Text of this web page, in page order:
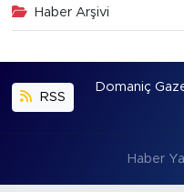
Haber Arşivi
RSS
Domaniç
Haber